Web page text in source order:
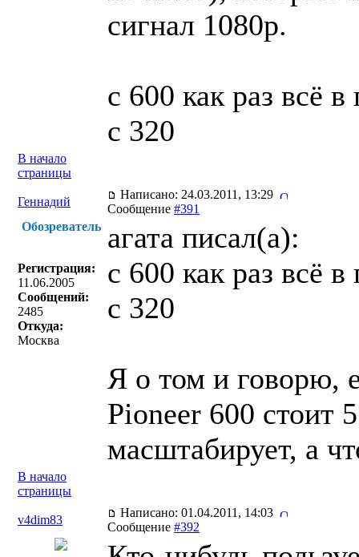
сигнал 1080p.
с 600 как раз всё
с 320
В начало
страницы
Геннадий
Написано: 24.03.2011, 13:29
Сообщение #391
Обозреватель
Регистрация:
11.06.2005
Сообщений:
2485
Откуда:
Москва
агата писал(a):
с 600 как раз всё
с 320
Я о том и говорю,
Pioneer 600 стоит
масштабирует, а
В начало
страницы
v4dim83
Написано: 01.04.2011, 14:03
Сообщение #392